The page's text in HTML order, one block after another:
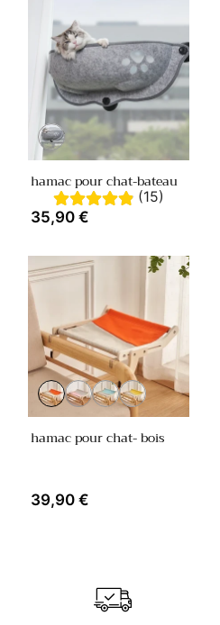
Variante
épuisée
indisponible
hamac pour chat-bateau
(15)
Prix
35,90 €
Variante
épuisée
indisponible
Variante
épuisée
indisponible
Variante
épuisée
indisponible
Variante
épuisée
indisponible
hamac pour chat- bois
Prix
39,90 €